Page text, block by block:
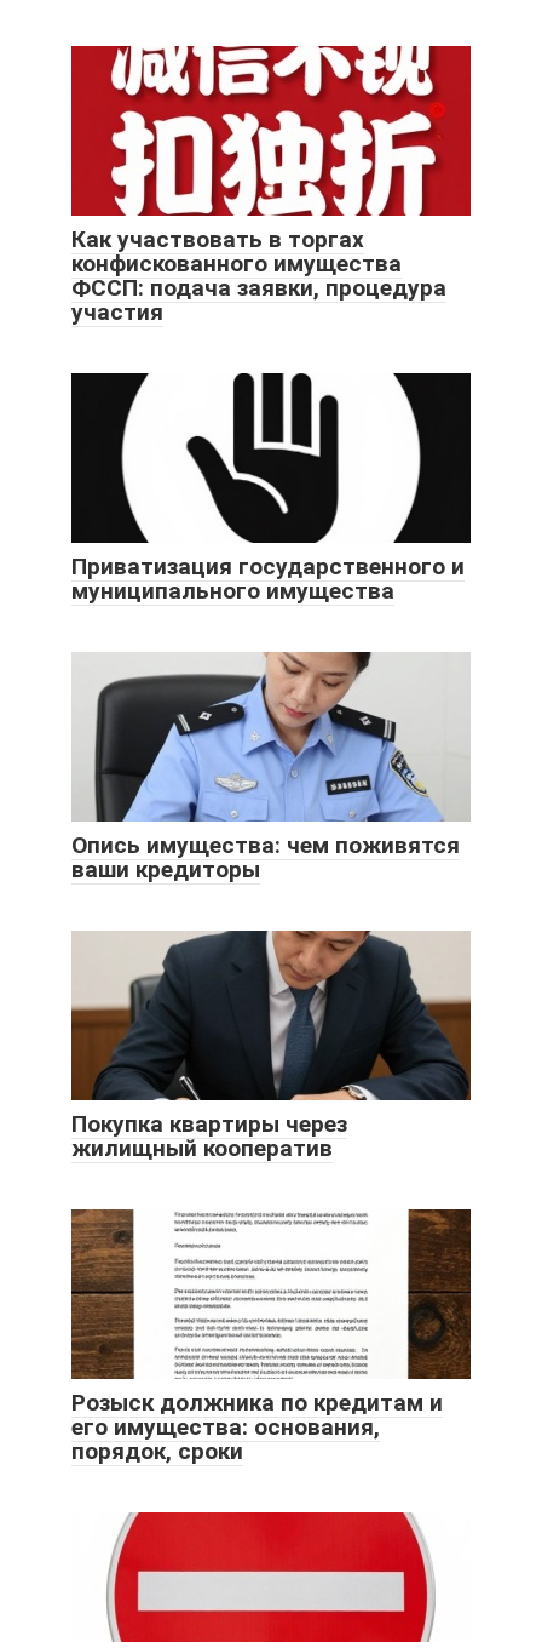
Как участвовать в торгах
конфискованного имущества
ФССП: подача заявки, процедура
участия
Приватизация государственного и
муниципального имущества
Опись имущества: чем поживятся
ваши кредиторы
Покупка квартиры через
жилищный кооператив
Розыск должника по кредитам и
его имущества: основания,
порядок, сроки